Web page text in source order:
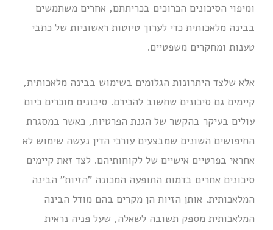
ומיפוי הסיכונים הכרוכים בכריתתם, אחרים משתמשים
בבינה מלאכותית כדי לערוך טיוטות ראשוניות של כתבי
טענות ומחקרים משפטיים.
אלא שלצד היתרונות הגלומים בשימוש בבינה מלאכותית,
קיימים גם סיכונים שחשוב להכירם. סיכונים מוכרים כיום
עולים בעיקר בהקשר של הגנת הפרטיות, כאשר במסגרת
החיפושים השונים שמבצעים עורכי הדין נעשה שימוש לא
אחראי בפרטיים אישיים של לקוחותיהם. לצד זאת קיימים
סיכונים אחרים בדמות התופעה המכונה "הזיות" הבינה
המלאכותית. אותן הזיות הן מקרים בהם מודל הבינה
המלאכותית מספק תשובה לשאלה, שעל פניה נראית